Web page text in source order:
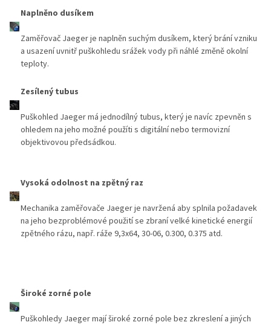
Naplněno dusíkem
Zaměřovač Jaeger je naplněn suchým dusíkem, který brání vzniku
a usazení uvnitř puškohledu srážek vody při náhlé změně okolní
teploty.
Zesílený tubus
Puškohled Jaeger má jednodílný tubus, který je navíc zpevněn s
ohledem na jeho možné použíti s digitální nebo termovizní
objektivovou předsádkou.
Vysoká odolnost na zpětný raz
Mechanika zaměřovače Jaeger je navržená aby splnila požadavek
na jeho bezproblémové použití se zbraní velké kinetické energií
zpětného rázu, např. ráže 9,3x64, 30-06, 0.300, 0.375 atd.
Široké zorné pole
Puškohledy Jaeger mají široké zorné pole bez zkreslení a jiných